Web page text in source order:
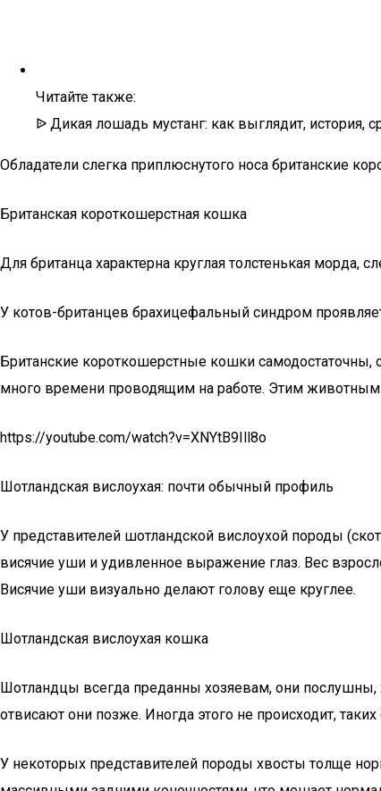
Читайте также:
ᐉ Дикая лошадь мустанг: как выглядит, история,
Обладатели слегка приплюснутого носа британские
Британская короткошерстная кошка
Для британца характерна круглая толстенькая
У котов-британцев брахицефальный синдром
Британские короткошерстные кошки самодостаточны,
много времени проводящим на работе. Этим
https://youtube.com/watch?v=XNYtB9Ill8o
Шотландская вислоухая: почти обычный профиль
У представителей шотландской вислоухой породы
висячие уши и удивленное выражение глаз. Вес
Висячие уши визуально делают голову еще круглее.
Шотландская вислоухая кошка
Шотландцы всегда преданны хозяевам, они
отвисают они позже. Иногда этого не происходит,
У некоторых представителей породы хвосты толще